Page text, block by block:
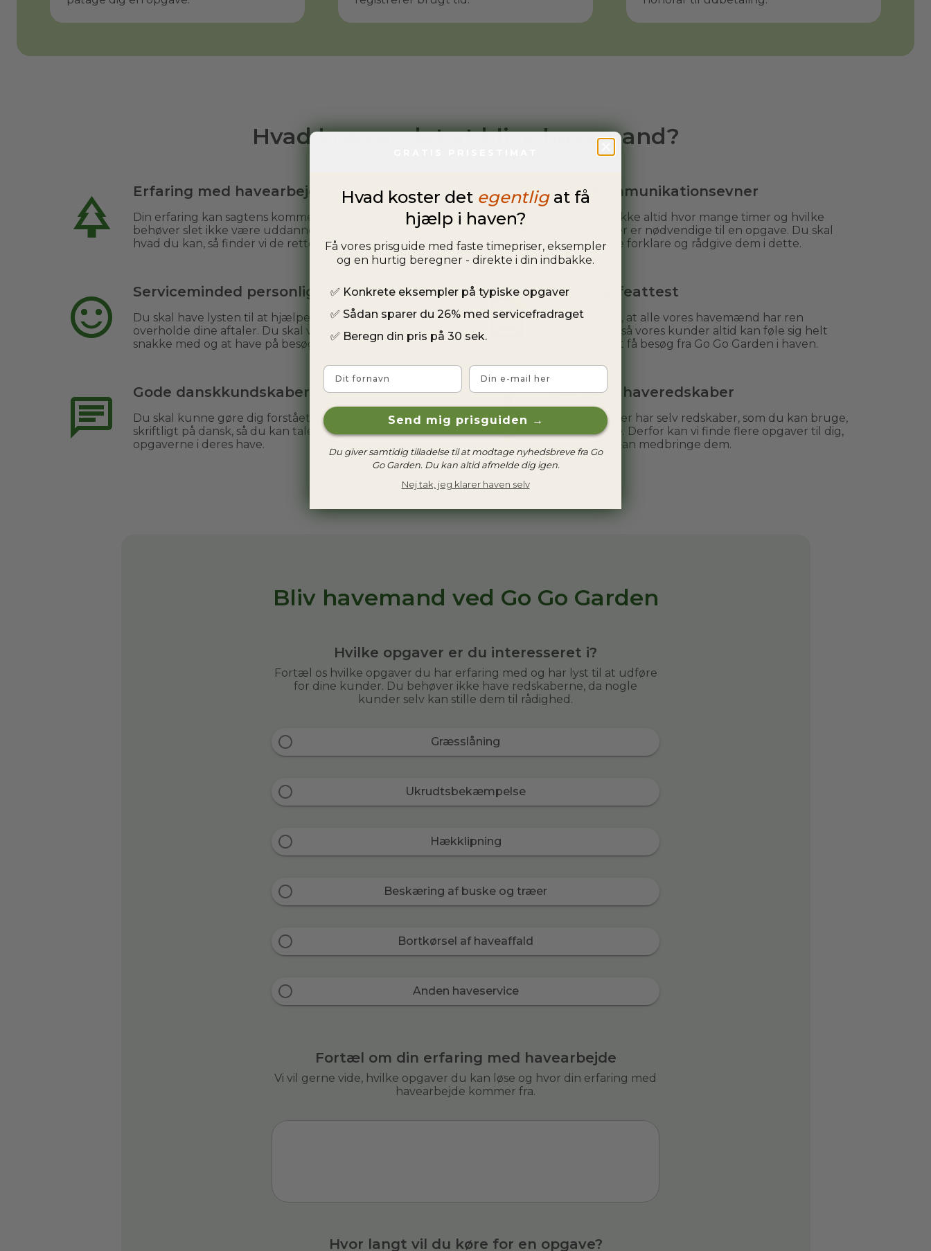
Hvad kræver det at blive havemand?
Erfaring med havearbejde
Din erfaring kan sagtens komme fra egen have, og du
behøver slet ikke være uddannet gartner. Fortæl os
hvad du kan, så finder vi de rette opgaver til dig.
Gode kommunikationsevner
Kunder ved ikke altid hvor mange timer og hvilke
redskaber der er nødvendige til en opgave. Du skal
derfor kunne forklare og rådgive dem i dette.
Serviceminded personlighed
Du skal have lysten til at hjælpe andre og kunne
overholde dine aftaler. Du skal være behagelig at
snakke med og at have på besøg.
Ren straffeattest
Vi garanterer, at alle vores havemænd har ren
straffeattest, så vores kunder altid kan føle sig helt
trygge ved at få besøg fra Go Go Garden i haven.
Gode danskkundskaber
Du skal kunne gøre dig forstået både mundtligt og
skriftligt på dansk, så du kan tale med dine kunder om
opgaverne i deres have.
Evt. egne haveredskaber
Mange kunder har selv redskaber, som du kan bruge,
men ikke alle. Derfor kan vi finde flere opgaver til dig,
hvis du selv kan medbringe dem.
Bliv havemand ved Go Go Garden
Hvilke opgaver er du interesseret i?
Fortæl os hvilke opgaver du har erfaring med og har lyst til at udføre
for dine kunder. Du behøver ikke have redskaberne, da nogle
kunder selv kan stille dem til rådighed.
Græsslåning
Ukrudtsbekæmpelse
Hækklipning
Beskæring af buske og træer
Bortkørsel af haveaffald
Anden haveservice
Fortæl om din erfaring med havearbejde
Vi vil gerne vide, hvilke opgaver du kan løse og hvor din erfaring med
havearbejde kommer fra.
Hvor langt vil du køre for en opgave?
Hvad koster det egentligat få
hjælp i haven?
Få vores prisguide med faste timepriser, eksempler
og en hurtig beregner - direkte i din indbakke.
✅ Konkrete eksempler på typiske opgaver
✅ Sådan sparer du 26% med servicefradraget
✅ Beregn din pris på 30 sek.
Fornavn Email
Send mig prisguiden →
Du giver samtidig tilladelse til at modtage nyhedsbreve fra Go
Go Garden. Du kan altid afmelde dig igen.
Nej tak, jeg klarer haven selv